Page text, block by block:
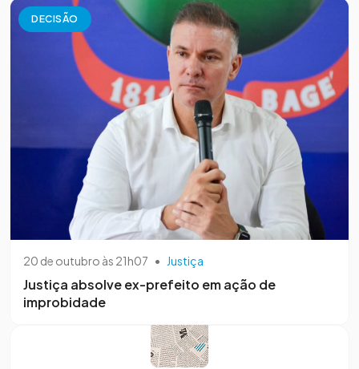
DECISÃO
20 de outubro às 21h07 • Justiça
Justiça absolve ex-prefeito em ação de
improbidade